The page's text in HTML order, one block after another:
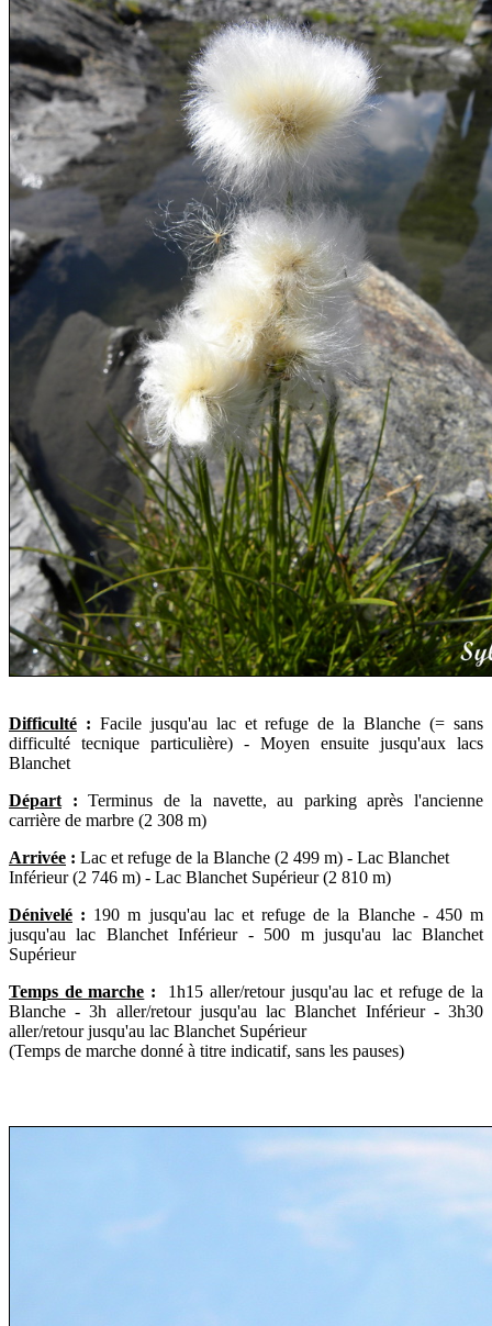
Difficulté : Facile jusqu'au lac et refuge de la Blanche (= sans
difficulté tecnique particulière) - Moyen ensuite jusqu'aux lacs
Blanchet
Départ : Terminus de la navette, au parking après l'ancienne
carrière de marbre (2 308 m)
Arrivée : Lac et refuge de la Blanche (2 499 m) - Lac Blanchet
Inférieur (2 746 m) - Lac Blanchet Supérieur (2 810 m)
Dénivelé : 190 m jusqu'au lac et refuge de la Blanche - 450 m
jusqu'au lac Blanchet Inférieur - 500 m jusqu'au lac Blanchet
Supérieur
Temps de marche : 1h15 aller/retour jusqu'au lac et refuge de la
Blanche - 3h aller/retour jusqu'au lac Blanchet Inférieur - 3h30
aller/retour jusqu'au lac Blanchet Supérieur
(Temps de marche donné à titre indicatif, sans les pauses)